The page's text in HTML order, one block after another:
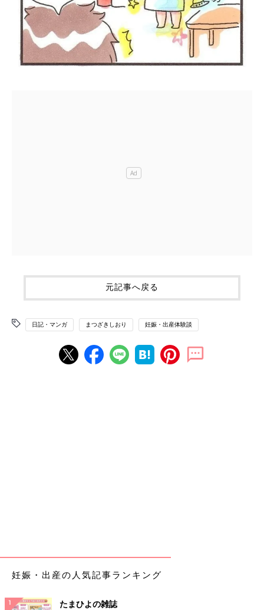
元記事へ戻る
日記・マンガ まつざきしおり 妊娠・出産体験談
妊娠・出産の人気記事ランキング
たまひよの雑誌